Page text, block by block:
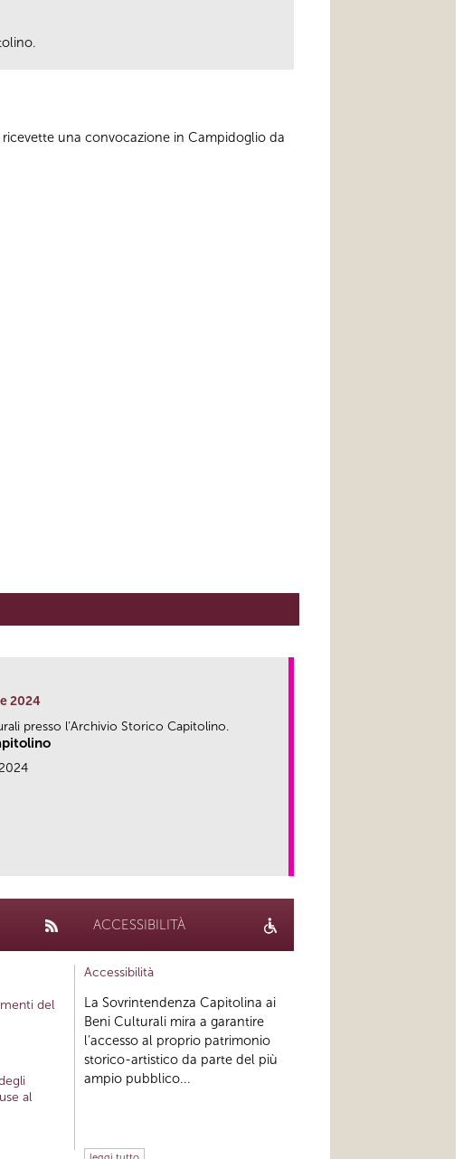
una convocazione in Campidoglio da
2024
presso l’Archivio Storico Capitolino.
del
al
ACCESSIBILITÀ
Accessibilità
La Sovrintendenza Capitolina ai
Beni Culturali mira a garantire
l’accesso al proprio patrimonio
storico-artistico da parte del più
ampio pubblico...